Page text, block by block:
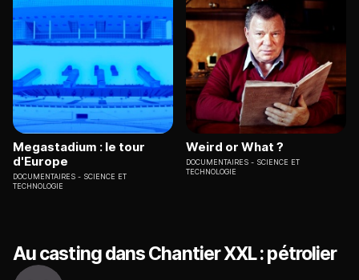
Megastadium : le tour
d'Europe
DOCUMENTAIRES
SCIENCE ET
TECHNOLOGIE
Weird or What ?
DOCUMENTAIRES
SCIENCE ET
TECHNOLOGIE
Au casting dans Chantier XXL : pétrolier